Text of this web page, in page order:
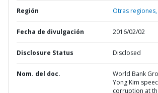
Región Otras regiones,
Fecha de divulgación 2016/02/02
Disclosure Status Disclosed
Nom. del doc.
World Bank
Yong Kim
corruption at